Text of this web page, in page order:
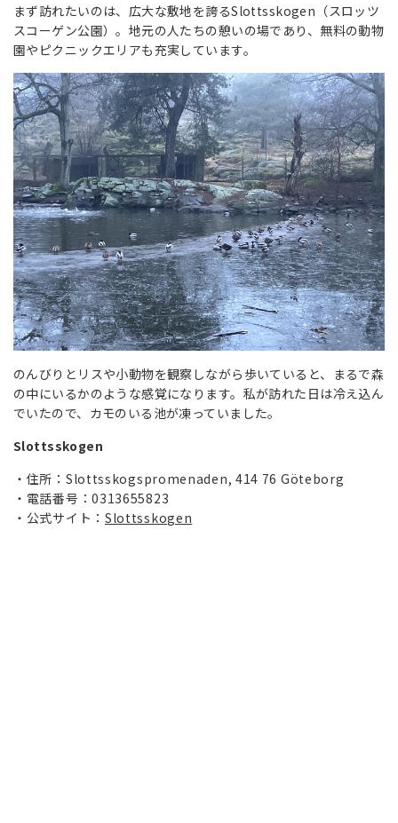
まず訪れたいのは、広大な敷地を誇るSlottsskogen（スロッツ
スコーゲン公園）。地元の人たちの憩いの場であり、無料の動物
園やピクニックエリアも充実しています。
のんびりとリスや小動物を観察しながら歩いていると、まるで森
の中にいるかのような感覚になります。私が訪れた日は冷え込ん
でいたので、カモのいる池が凍っていました。
Slottsskogen
住所：Slottsskogspromenaden, 414 76 Göteborg
電話番号：0313655823
公式サイト： Slottsskogen